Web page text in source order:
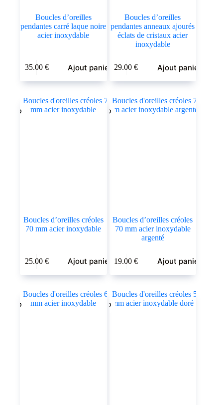
Boucles d’oreilles
pendantes carré laque noire
acier inoxydable
35.00 € Ajout panier
Boucles d’oreilles
pendantes anneaux ajourés
éclats de cristaux acier
inoxydable
29.00€ Ajout panier
Boucles d’oreilles créoles
70 mm acier inoxydable
25.00 € Ajout panier
Boucles d’oreilles créoles
70 mm acier inoxydable
argenté
19.00€ Ajout panier